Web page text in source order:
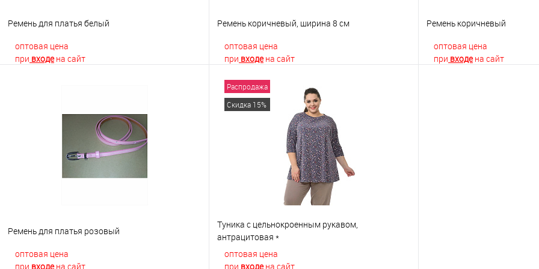
Ремень для платья белый
оптовая цена
при входена сайт
К сравнению
В наличии
Ремень коричневый, ширина 8 см
оптовая цена
при входена сайт
В корзину
В наличии
Ремень коричневый
оптовая цена
при входена сайт
Ремень для платья розовый
оптовая цена
при входена сайт
Распродажа
Скидка 15%
Туника с цельнокроенным рукавом,
антрацитовая *
оптовая цена
при входена сайт